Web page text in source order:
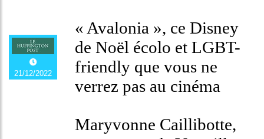
21/12/2022
« Avalonia », ce Disney
de Noël écolo et LGBT-
friendly que vous ne
verrez pas au cinéma
Maryvonne Caillibotte,